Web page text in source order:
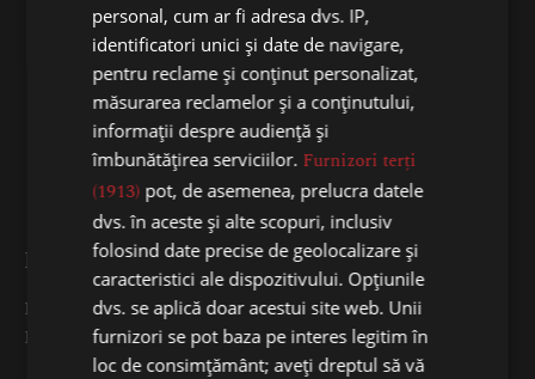
DESPRE NOI
Despre noi
Blog
personal, cum ar fi adresa dvs. IP,
identificatori unici și date de navigare,
pentru reclame și conținut personalizat,
măsurarea reclamelor și a conținutului,
informații despre audiență și
îmbunătățirea serviciilor. Furnizori terți
(1913) pot, de asemenea, prelucra datele
dvs. în aceste și alte scopuri, inclusiv
folosind date precise de geolocalizare și
caracteristici ale dispozitivului. Opțiunile
dvs. se aplică doar acestui site web. Unii
furnizori se pot baza pe interes legitim în
loc de consimțământ; aveți dreptul să vă